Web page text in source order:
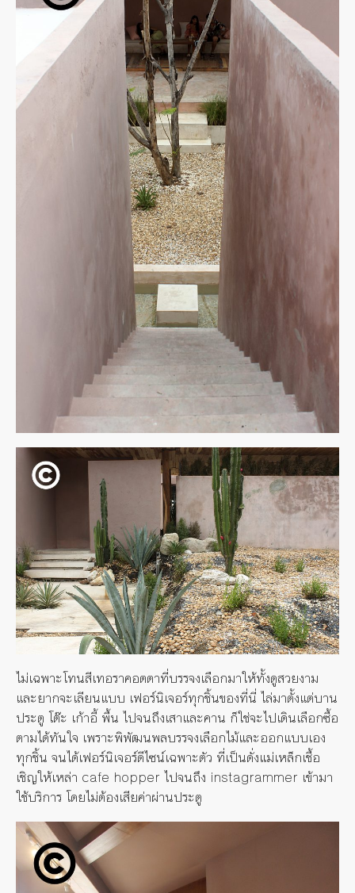
ไม่เฉพาะโทนสีเทอราคอตตาที่บรรจงเลือกมาให้ทั้งดูสวยงาม
และยากจะเลียนแบบ เฟอร์นิเจอร์ทุกชิ้นของที่นี่ ไล่มาตั้งแต่บาน
ประตู โต๊ะ เก้าอี้ พื้น ไปจนถึงเสาและคาน ก็ใช่จะไปเดินเลือกซื้อ
ตามได้ทันใจ เพราะพิพัฒนพลบรรจงเลือกไม้และออกแบบเอง
ทุกชิ้น จนได้เฟอร์นิเจอร์ดีไซน์เฉพาะตัว ที่เป็นดั่งแม่เหล็กเชื้อ
เชิญให้เหล่า cafe hopper ไปจนถึง instagrammer เข้ามา
ใช้บริการ โดยไม่ต้องเสียค่าผ่านประตู